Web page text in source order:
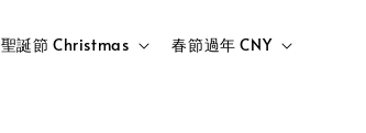
聖誕節 Christmas 春節過年 CNY